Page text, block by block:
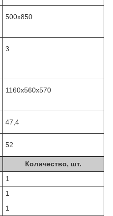
500х850
3
1160х560х570
47,4
52
Количество, шт.
1
1
1